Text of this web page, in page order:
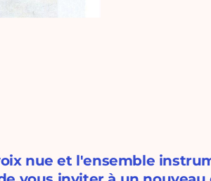
nue et l'ensemble